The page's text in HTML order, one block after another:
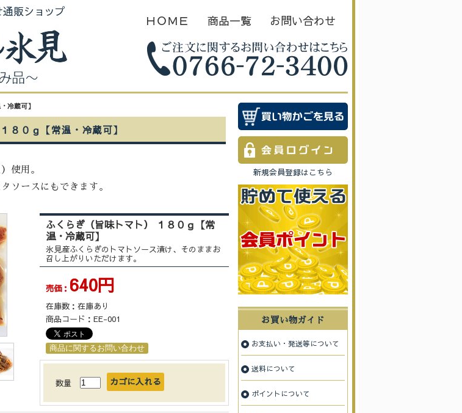
販ショップ
ＨＯＭＥ 商品一覧 お問い合わせ
冷蔵可】
８０ｇ【常温・冷蔵可】
使用。
ソースにもできます。
ふくらぎ（旨味トマト） １８０ｇ【常
温・冷蔵可】
氷見産ふくらぎのトマトソース漬け、そのままお
召し上がりいただけます。
売価： 640円
在庫数： 在庫あり
商品コード： EE-001
数量
新規会員登録はこちら
お買い物ガイド
お支払い・発送等について
送料について
ポイントについて